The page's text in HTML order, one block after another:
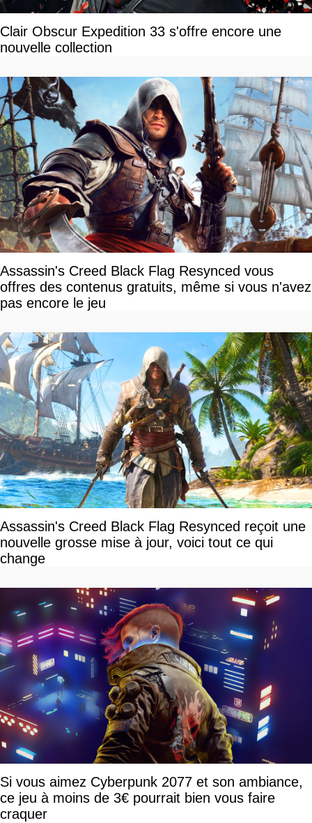
Clair Obscur Expedition 33 s'offre encore une
nouvelle collection
Assassin's Creed Black Flag Resynced vous
offres des contenus gratuits, même si vous n'avez
pas encore le jeu
Assassin's Creed Black Flag Resynced reçoit une
nouvelle grosse mise à jour, voici tout ce qui
change
Si vous aimez Cyberpunk 2077 et son ambiance,
ce jeu à moins de 3€ pourrait bien vous faire
craquer